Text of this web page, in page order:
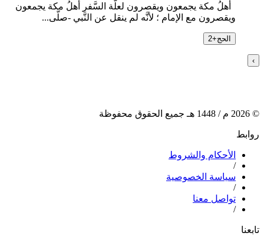
أهلُ مكة يجمعون ويقصرون لعلَّة السَّفر أهلُ مكة يجمعون
ويقصرون مع الإمام ؛ لأنَّه لم ينقل عن النَّبي -صلَّى...
الحج+
2
›
©
2026 م / 1448 هـ جميع الحقوق محفوظة
روابط
الأحكام والشروط
/
سياسة الخصوصية
/
تواصل معنا
/
تابعنا